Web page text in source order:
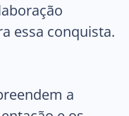
essa conquista.
a